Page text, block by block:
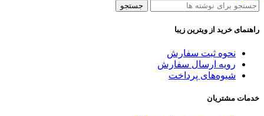
جستجو
راهنمای خرید از ویترین زیبا
نحوه ثبت سفارش
رویه ارسال سفارش
شیوه‌های پرداخت
خدمات مشتریان